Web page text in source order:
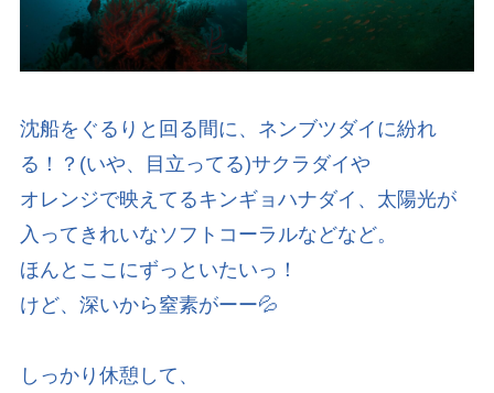
沈船をぐるりと回る間に、ネンブツダイに紛れ
る！？(いや、目立ってる)サクラダイや
オレンジで映えてるキンギョハナダイ、太陽光が
入ってきれいなソフトコーラルなどなど。
ほんとここにずっといたいっ！
けど、深いから窒素がーー💦
しっかり休憩して、